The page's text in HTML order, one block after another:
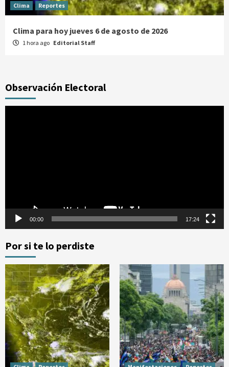
Clima Reportes
Clima para hoy jueves 6 de agosto de 2026
1 hora ago Editorial Staff
Observación Electoral
00:00 17:24
Por si te lo perdiste